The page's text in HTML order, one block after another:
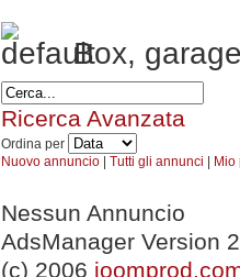
Box,
Ricerca Avanzata
Ordina per
Nuovo annuncio | Tutti gli annunci | Mio
Nessun Annuncio
AdsManager Version
(c) 2006